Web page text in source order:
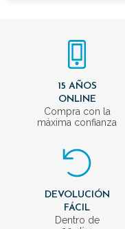
15 AÑOS
ONLINE
Compra con la
máxima confianza
DEVOLUCIÓN
FÁCIL
Dentro de